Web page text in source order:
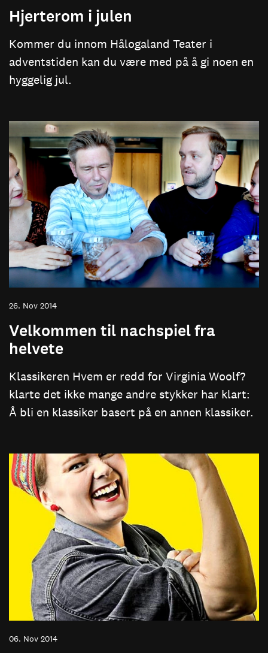
Hjerterom i julen
Kommer du innom Hålogaland Teater i
adventstiden kan du være med på å gi noen en
hyggelig jul.
26. Nov 2014
Velkommen til nachspiel fra
helvete
Klassikeren Hvem er redd for Virginia Woolf?
klarte det ikke mange andre stykker har klart:
Å bli en klassiker basert på en annen klassiker.
06. Nov 2014